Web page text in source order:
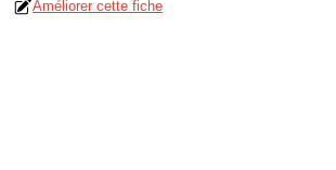
Améliorer cette fiche